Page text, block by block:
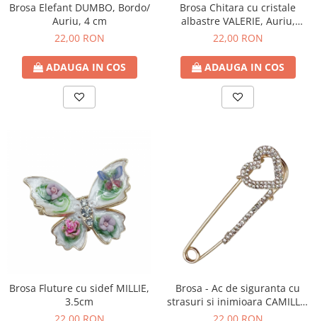
Brosa Elefant DUMBO, Bordo/
Auriu, 4 cm
22,00 RON
ADAUGA IN COS
Brosa Chitara cu cristale
albastre VALERIE, Auriu,
6.5cm
22,00 RON
ADAUGA IN COS
Brosa Fluture cu sidef MILLIE,
3.5cm
Brosa - Ac de siguranta cu
strasuri si inimioara CAMILLE,
Auriu, 6.5 cm